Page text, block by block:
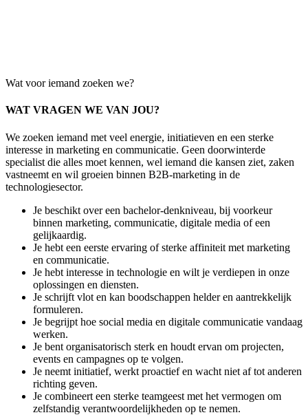
Wat voor iemand zoeken we?
WAT VRAGEN WE VAN JOU?
We zoeken iemand met veel energie, initiatieven en een sterke
interesse in marketing en communicatie. Geen doorwinterde
specialist die alles moet kennen, wel iemand die kansen ziet, zaken
vastneemt en wil groeien binnen B2B-marketing in de
technologiesector.
Je beschikt over een bachelor-denkniveau, bij voorkeur
binnen marketing, communicatie, digitale media of een
gelijkaardig.
Je hebt een eerste ervaring of sterke affiniteit met marketing
en communicatie.
Je hebt interesse in technologie en wilt je verdiepen in onze
oplossingen en diensten.
Je schrijft vlot en kan boodschappen helder en aantrekkelijk
formuleren.
Je begrijpt hoe social media en digitale communicatie vandaag
werken.
Je bent organisatorisch sterk en houdt ervan om projecten,
events en campagnes op te volgen.
Je neemt initiatief, werkt proactief en wacht niet af tot anderen
richting geven.
Je combineert een sterke teamgeest met het vermogen om
zelfstandig verantwoordelijkheden op te nemen.